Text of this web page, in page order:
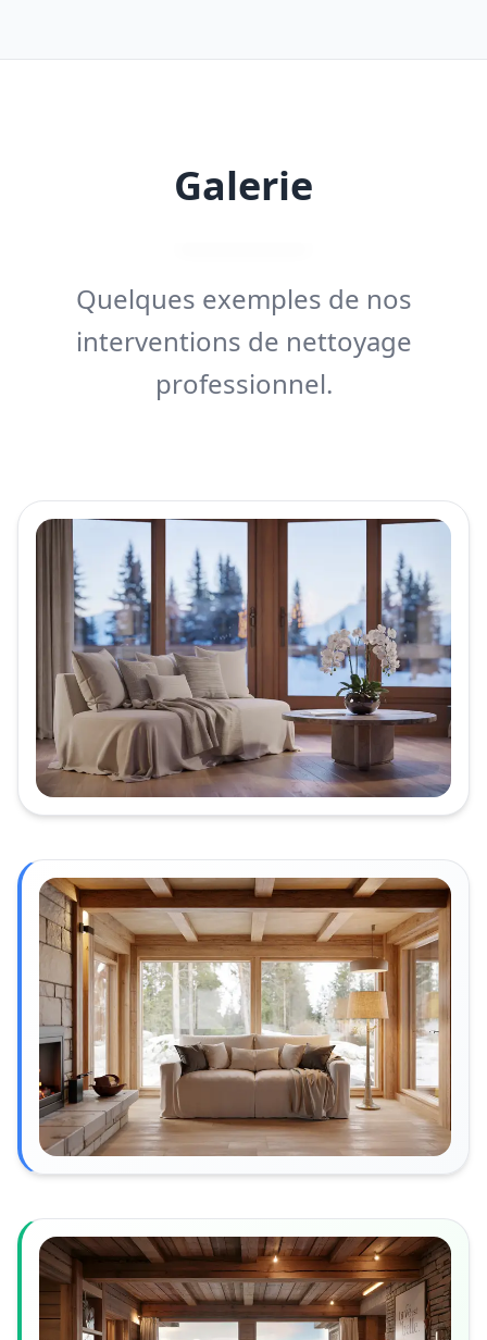
Galerie
Quelques exemples de nos
interventions de nettoyage
professionnel.